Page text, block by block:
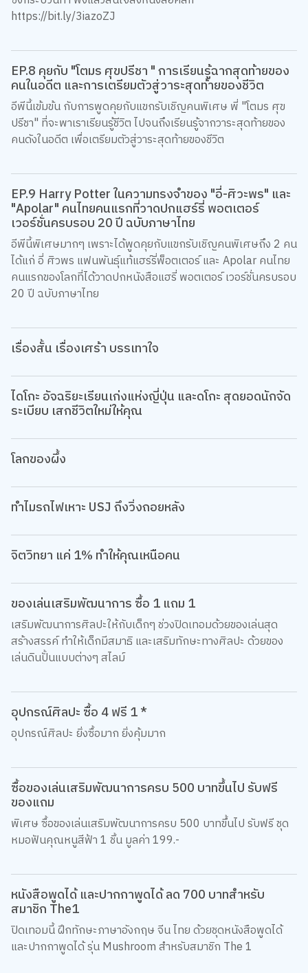
https://bit.ly/3iazoZJ
EP.8 คุยกับ "โตมร ศุขปรีชา " การเรียนรู้ฉากสุดท้ายของ
คนในอดีต และการเตรียมตัวสู่วาระสุดท้ายของชีวิต
อีพีนี้เข้มข้น กับการพูดคุยกับแขกรับเชิญคนพิเศษ พี่ "โตมร ศุข
ปรีชา" ที่จะพาเราเรียนรู้ชีวิต ไปจนถึงเรียนรู้จากวาระสุดท้ายของ
คนดังในอดีต เพื่อเตรียมตัวสู่วาระสุดท้ายของชีวิต
EP.9 Harry Potter ในความทรงจำของ "อี่-ศิวะพร" และ
"Apolar" คนไทยคนแรกที่วาดปกแฮร์รี่ พอตเตอร์
เวอร์ชั่นครบรอบ 20 ปี ฉบับภาษาไทย
อีพีนี้พิเศษมากๆ เพราะได้พูดคุยกับแขกรับเชิญคนพิเศษถึง 2 คน
ได้แก่ อี่ ศิวพร แฟนพันธุ์แท้แฮร์รี่พ็อตเตอร์ และ Apolar คนไทย
คนแรกของโลกที่ได้วาดปกหนังสือแฮรี่ พอตเตอร์ เวอร์ชั่นครบรอบ
20 ปี ฉบับภาษาไทย
เรื่องสั้น เรื่องเศร้า บรรเทาใจ
ไดโกะ อัจฉริยะเรียนเก่งแห่งญี่ปุ่น และดโกะ สุดยอดนักจัด
ระเบียบ เสกชีวิตใหม่ให้คุณ
โลกของผึ้ง
ทำไมรถไฟเหาะ USJ ถึงวิ่งถอยหลัง
จิตวิทยา แค่ 1% ทำให้คุณเหนือคน
ของเล่นเสริมพัฒนาการ ซื้อ 1 แถม 1
เสริมพัฒนาการศิลปะให้กับเด็กๆ ช่วงปิดเทอมด้วยของเล่นสุด
สร้างสรรค์ ทำให้เด็กมีสมาธิ และเสริมทักษะทางศิลปะ ด้วยของ
เล่นดินปั้นแบบต่างๆ สไลม์
อุปกรณ์ศิลปะ ซื้อ 4 ฟรี 1 *
อุปกรณ์ศิลปะ ยิ่งซื้อมาก ยิ่งคุ้มมาก
ซื้อของเล่นเสริมพัฒนาการครบ 500 บาทขึ้นไป รับฟรี
ของแถม
พิเศษ ซื้อของเล่นเสริมพัฒนาการครบ 500 บาทขึ้นไป รับฟรี ชุด
หมอฟันคุณหนูสีฟ้า 1 ชิ้น มูลค่า 199.-
หนังสือพูดได้ และปากกาพูดได้ ลด 700 บาทสำหรับ
สมาชิก The1
ปิดเทอมนี้ ฝึกทักษะภาษาอังกฤษ จีน ไทย ด้วยชุดหนังสือพูดได้
และปากกาพูดได้ รุ่น Mushroom สำหรับสมาชิก The 1